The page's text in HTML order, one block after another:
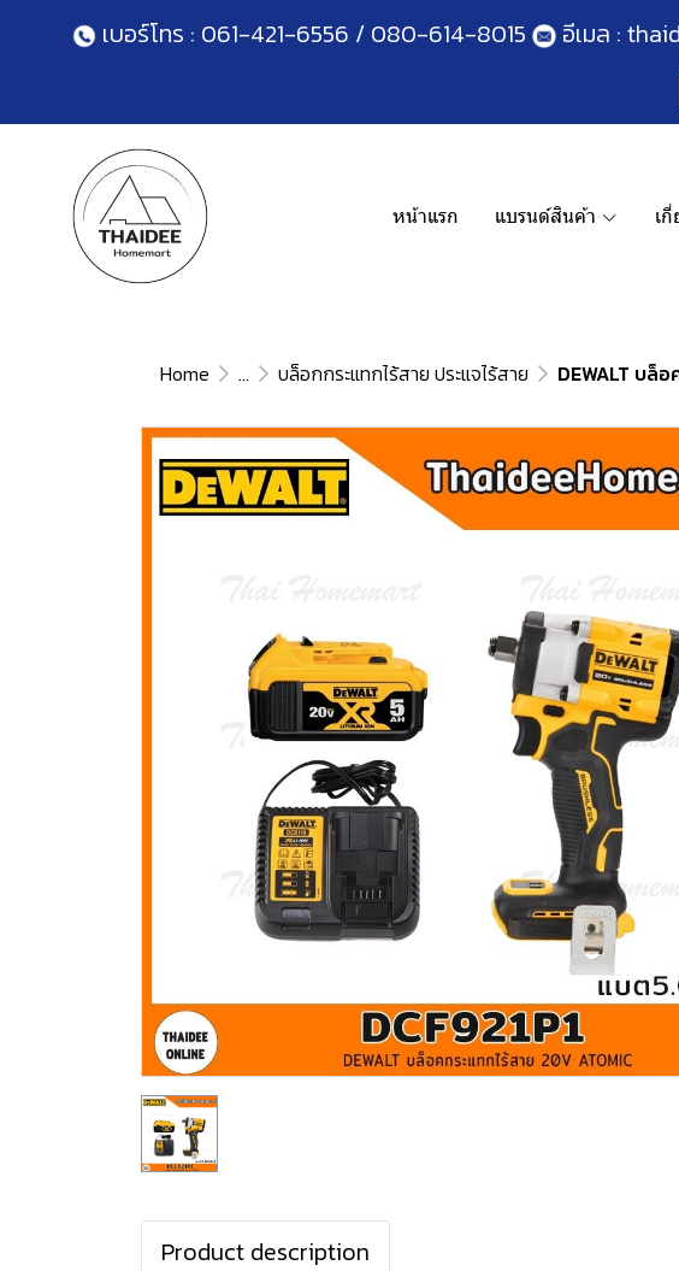
เบอร์โทร : 061-421-6556 / 080-614-8015 อีเมล :
หน้าแรก แบรนด์สินค้า เกี่
Home ... บล็อกกระแทกไร้สาย ประแจไร้สาย DEWALT บล็
Product description